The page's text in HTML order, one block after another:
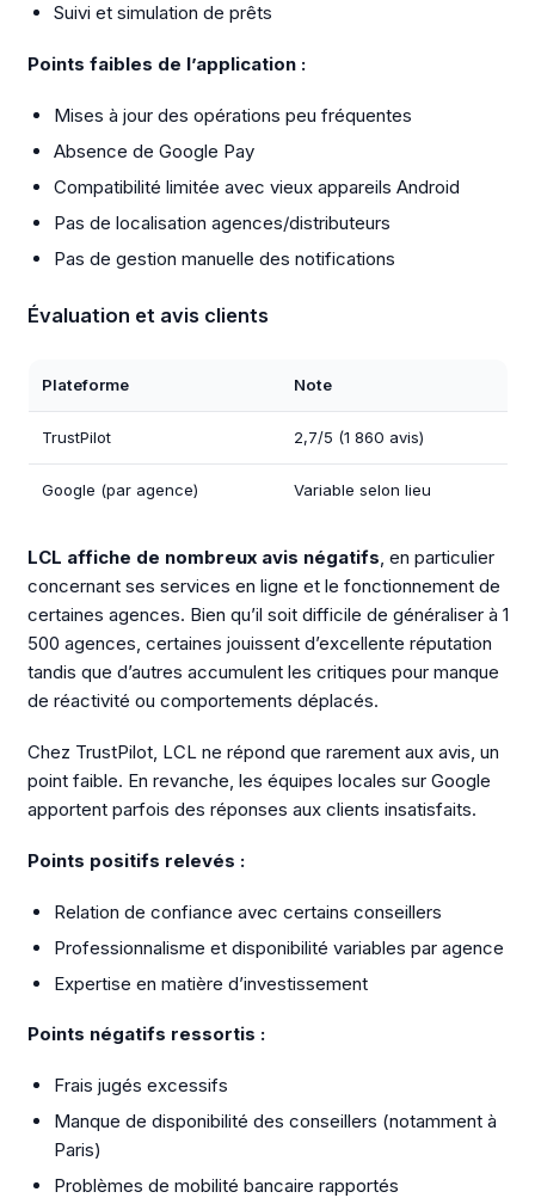
Suivi et simulation de prêts
Points faibles de l’application :
Mises à jour des opérations peu fréquentes
Absence de Google Pay
Compatibilité limitée avec vieux appareils Android
Pas de localisation agences/distributeurs
Pas de gestion manuelle des notifications
Évaluation et avis clients
Plateforme Note
TrustPilot 2,7/5 (1 860 avis)
Google (par agence) Variable selon lieu
LCL affiche de nombreux avis négatifs, en particulier
concernant ses services en ligne et le fonctionnement de
certaines agences. Bien qu’il soit difficile de généraliser à 1
500 agences, certaines jouissent d’excellente réputation
tandis que d’autres accumulent les critiques pour manque
de réactivité ou comportements déplacés.
Chez TrustPilot, LCL ne répond que rarement aux avis, un
point faible. En revanche, les équipes locales sur Google
apportent parfois des réponses aux clients insatisfaits.
Points positifs relevés :
Relation de confiance avec certains conseillers
Professionnalisme et disponibilité variables par agence
Expertise en matière d’investissement
Points négatifs ressortis :
Frais jugés excessifs
Manque de disponibilité des conseillers (notamment à
Paris)
Problèmes de mobilité bancaire rapportés